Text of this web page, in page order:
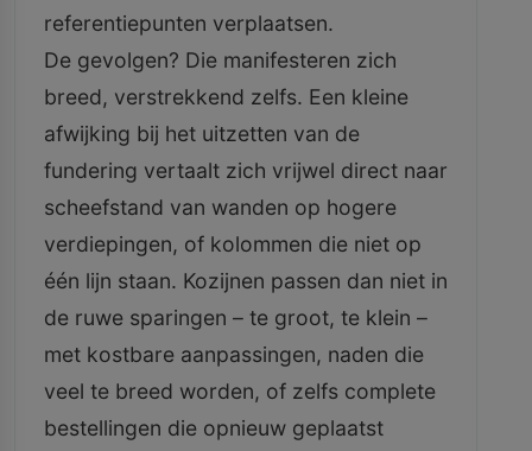
referentiepunten verplaatsen.
De gevolgen? Die manifesteren zich
breed, verstrekkend zelfs. Een kleine
afwijking bij het uitzetten van de
fundering vertaalt zich vrijwel direct naar
scheefstand van wanden op hogere
verdiepingen, of kolommen die niet op
één lijn staan. Kozijnen passen dan niet in
de ruwe sparingen – te groot, te klein –
met kostbare aanpassingen, naden die
veel te breed worden, of zelfs complete
bestellingen die opnieuw geplaatst